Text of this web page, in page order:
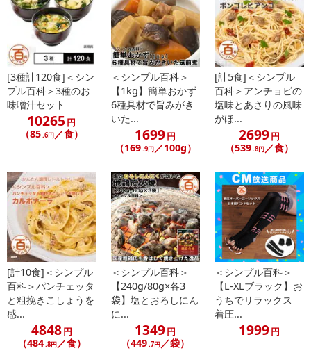
・原材料/材質/素材：梅(原産国：中国)、食塩、糖類（砂糖、ぶどう
糖果糖液糖）／酸味料、甘味料（アスパルテーム・L-フェニルアラ
ニン化合物、ソルビトール）、調味料（アミノ酸）
注意事項
【賞味・消費期限のある商品について】
商品到着時点でのお日持ち期間は、配送日数などにより異なります
のでご了承ください。
【キャンセルについて】
※お申込み後のキャンセルはお受けできません。
記載されている内容を必ずご確認いただき、お届けする商品セット
にご納得いただきましたうえでお申し込みください。
※パッケージ変更や商品リニューアル（成分など含む）等により、
参考の掲載画像や画像内のバーコードなど、お届け商品と多少異な
る場合がございます。
また、[新たな加工食品の原料原産地表示制度]の経過措置期間の終
了により、商品詳細内に記載の原産国・原材料の表記が旧表記の場
合がございます。
あらかじめご了承いただいた上でお申込みください。なお、本理由
によるお申込み後のキャンセル・返品交換は対応いたしかねます。
[3種計120食]＜シン
プル百科＞3種のお
味噌汁セット
10265 円
（85.6円／食）
＜シンプル百科＞
【1kg】簡単おかず
6種具材で旨みがき
いた...
1699円
（169.9円／100g）
[計5食]＜シンプル
百科＞アンチョビの
塩味とあさりの風味
がほ...
2699円
（539.8円／食）
[計10食]＜シンプル
百科＞パンチェッタ
と粗挽きこしょうを
感...
4848円
（484.8円／食）
＜シンプル百科＞
【240g/80g×各3
袋】塩とおろしにん
に...
1349円
（449.7円 ／袋）
＜シンプル百科＞
【L-XLブラック】お
うちでリラックス
着圧...
1999円